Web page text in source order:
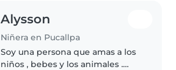
Alysson
Niñera en Pucallpa
Soy una persona que amas a los
niños , bebes y los animales .